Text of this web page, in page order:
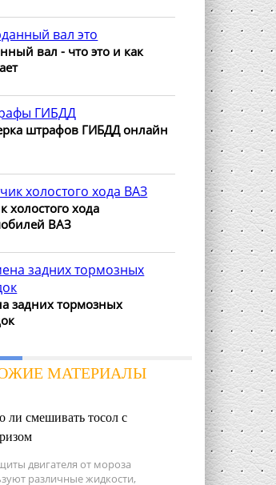
вал - что это и как
штрафов ГИБДД онлайн
холостого хода
ВАЗ
задних тормозных
МАТЕРИАЛЫ
смешивать тосол с
двигателя от мороза
различные жидкости,